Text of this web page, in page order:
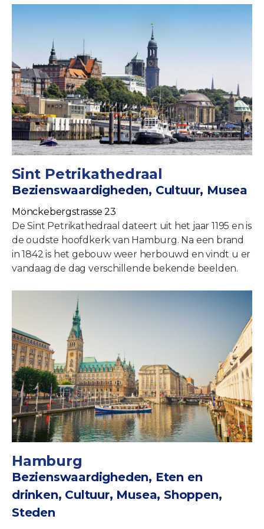
Sint Petrikathedraal
Bezienswaardigheden, Cultuur, Musea
Mönckebergstrasse 23
De Sint Petrikathedraal dateert uit het jaar 1195 en is
de oudste hoofdkerk van Hamburg. Na een brand
in 1842 is het gebouw weer herbouwd en vindt u er
vandaag de dag verschillende bekende beelden.
Hamburg
Bezienswaardigheden, Eten en
drinken, Cultuur, Musea, Shoppen,
Steden